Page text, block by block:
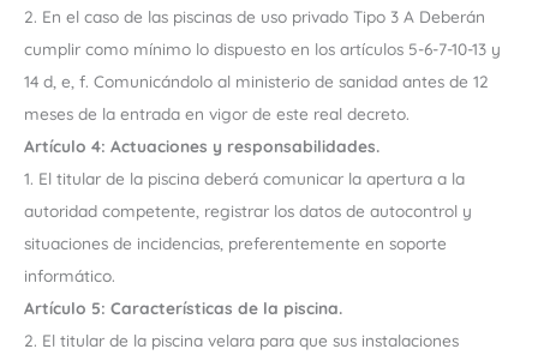
2. En el caso de las piscinas de uso privado Tipo 3 A Deberán
cumplir como mínimo lo dispuesto en los artículos 5-6-7-10-13 y
14 d, e, f. Comunicándolo al ministerio de sanidad antes de 12
meses de la entrada en vigor de este real decreto.
Artículo 4: Actuaciones y responsabilidades.
1. El titular de la piscina deberá comunicar la apertura a la
autoridad competente, registrar los datos de autocontrol y
situaciones de incidencias, preferentemente en soporte
informático.
Artículo 5: Características de la piscina.
2. El titular de la piscina velara para que sus instalaciones